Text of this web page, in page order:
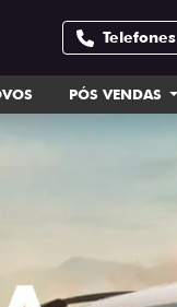
Telefones
PÓS VENDAS